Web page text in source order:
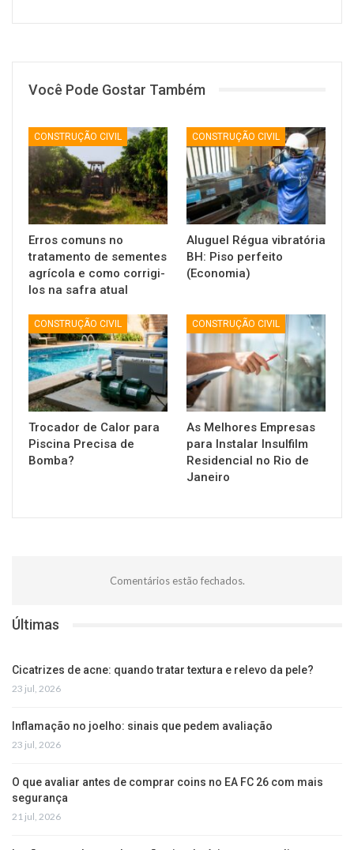
Você Pode Gostar Também
CONSTRUÇÃO CIVIL
Erros comuns no
tratamento de sementes
agrícola e como corrigi-
los na safra atual
CONSTRUÇÃO CIVIL
Aluguel Régua vibratória
BH: Piso perfeito
(Economia)
CONSTRUÇÃO CIVIL
Trocador de Calor para
Piscina Precisa de
Bomba?
CONSTRUÇÃO CIVIL
As Melhores Empresas
para Instalar Insulfilm
Residencial no Rio de
Janeiro
Comentários estão fechados.
Últimas
Cicatrizes de acne: quando tratar textura e relevo da pele?
23 jul, 2026
Inflamação no joelho: sinais que pedem avaliação
23 jul, 2026
O que avaliar antes de comprar coins no EA FC 26 com mais
segurança
21 jul, 2026